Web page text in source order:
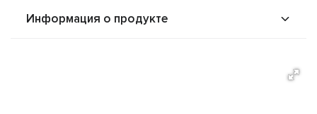
Информация о продукте